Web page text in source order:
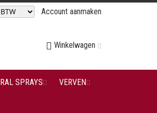
Account aanmaken
Winkelwagen
RAL SPRAYS VERVEN